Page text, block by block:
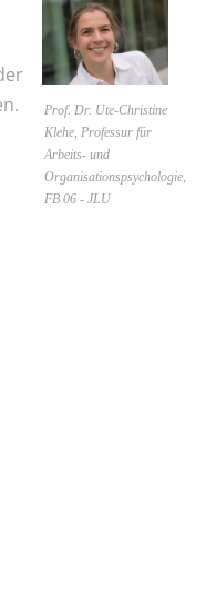
Prof. Dr. Ute-Christine
Klehe, Professur für
Arbeits- und
Organisationspsychologie,
FB 06 - JLU